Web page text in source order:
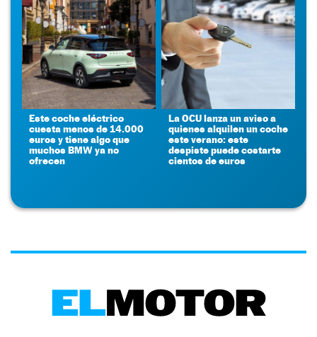
Este coche eléctrico
cuesta menos de 14.000
euros y tiene algo que
muchos BMW ya no
ofrecen
La OCU lanza un aviso a
quienes alquilen un coche
este verano: este
despiste puede costarte
cientos de euros